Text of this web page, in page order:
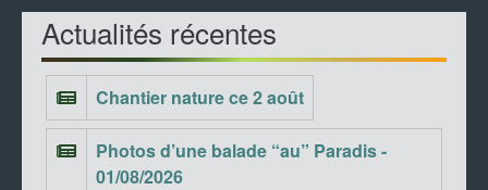
Actualités récentes
Chantier nature ce 2 août
Photos d’une balade “au” Paradis -
01/08/2026